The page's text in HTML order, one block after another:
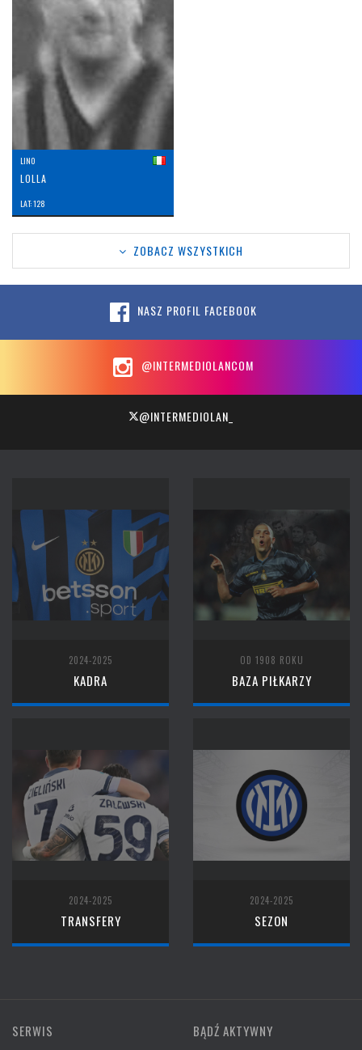
LINO
LOLLA
LAT: 128
ZOBACZ WSZYSTKICH
NASZ PROFIL FACEBOOK
@INTERMEDIOLANCOM
@INTERMEDIOLAN_
2024-2025
KADRA
OD 1908 ROKU
BAZA PIŁKARZY
2024-2025
TRANSFERY
2024-2025
SEZON
SERWIS BĄDŹ AKTYWNY